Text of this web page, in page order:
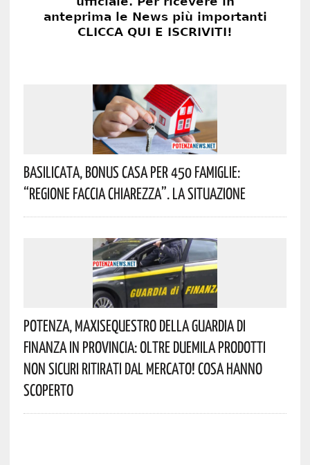
Basilicata, Bonus Casa Per 450 Famiglie:
“Regione Faccia Chiarezza”. La Situazione
Potenza, Maxisequestro Della Guardia Di
Finanza In Provincia: Oltre Duemila Prodotti
Non Sicuri Ritirati Dal Mercato! Cosa Hanno
Scoperto